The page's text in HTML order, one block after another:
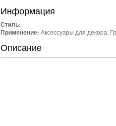
Информация
Стиль:
Применение: Аксессуары для декора;
Описание